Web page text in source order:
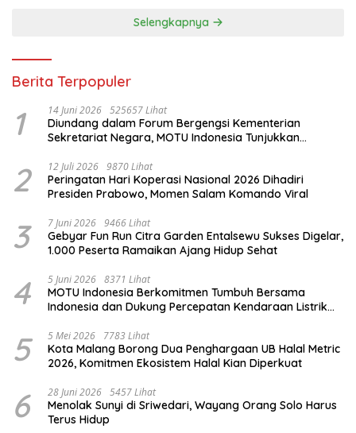
Selengkapnya
Berita Terpopuler
1 14 Juni 2026 525657 Lihat
Diundang dalam Forum Bergengsi Kementerian
Sekretariat Negara, MOTU Indonesia Tunjukkan
2 12 Juli 2026 9870 Lihat
Peringatan Hari Koperasi Nasional 2026 Dihadiri
Presiden Prabowo, Momen Salam Komando Viral
3 7 Juni 2026 9466 Lihat
Gebyar Fun Run Citra Garden Entalsewu Sukses Digelar,
1.000 Peserta Ramaikan Ajang Hidup Sehat
4 5 Juni 2026 8371 Lihat
MOTU Indonesia Berkomitmen Tumbuh Bersama
Indonesia dan Dukung Percepatan Kendaraan Listrik
5 5 Mei 2026 7783 Lihat
Kota Malang Borong Dua Penghargaan UB Halal Metric
2026, Komitmen Ekosistem Halal Kian Diperkuat
6 28 Juni 2026 5457 Lihat
Menolak Sunyi di Sriwedari, Wayang Orang Solo Harus
Terus Hidup